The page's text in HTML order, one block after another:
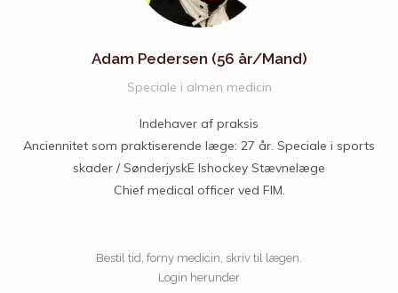
Adam Pedersen (56 år/Mand)
Speciale i almen medicin
Indehaver af praksis
Anciennitet som praktiserende læge: 27 år. Speciale i sports
skader / SønderjyskE Ishockey Stævnelæge
Chief medical officer ved FIM.
Bestil tid, forny medicin, skriv til lægen.
Login herunder